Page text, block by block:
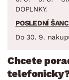
DOPLNKY.
POSLEDNÍ
Do 30. 9.
Chcete